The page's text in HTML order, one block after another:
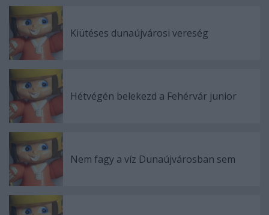
Kiütéses dunaújvárosi vereség
Hétvégén belekezd a Fehérvár junior
Nem fagy a víz Dunaújvárosban sem